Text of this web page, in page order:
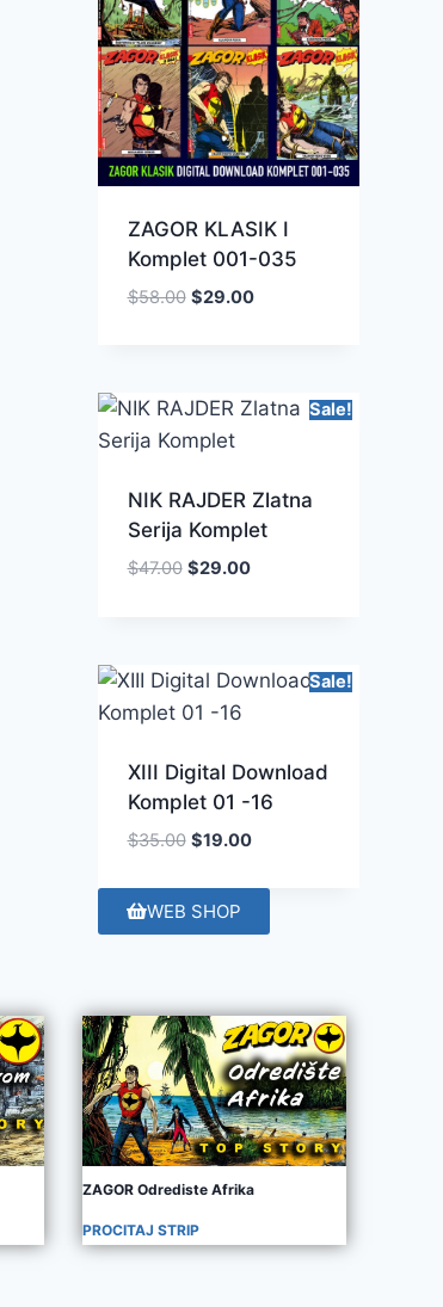
ZAGOR KLASIK I
Komplet 001-035
$58.00 $29.00
Sale!
NIK RAJDER Zlatna
Serija Komplet
$47.00 $29.00
Sale!
XIII Digital Download
Komplet 01 -16
$35.00 $19.00
WEB SHOP
ZAGOR Odrediste Afrika
PROCITAJ STRIP